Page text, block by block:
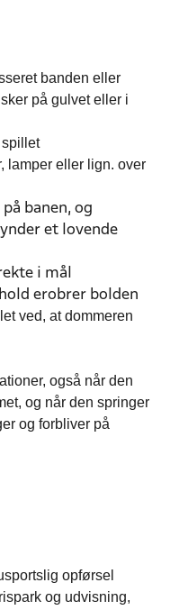
banden eller
på gulvet eller i
lamper eller lign. over
banen, og
et lovende
i mål
bolden
ved, at dommeren
også når den
og når den springer
og forbliver på
opførsel
og udvisning,